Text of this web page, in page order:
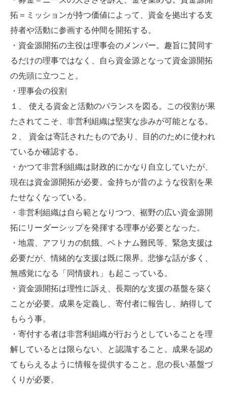
拓＝ミッションが持つ価値によって、資金を拠出する支
持者や活動に参画する仲間を開拓する。
・資金源開拓の主役は理事会のメンバー。趣旨に賛同す
るだけの理事ではなく、自ら資金源となって資金源開拓
の先頭に立つこと。
・理事会の役割
１、 使える資金と活動のバランスを図る。この役割が果
たされてこそ、非営利組織は堅実な歩みが可能となる。
２、 資金は寄託されたものであり、目的のために使われ
ているか確認する。
・かつて非営利組織は財政的にかなり自立していたが、
現在は資金源開拓が必要。金持ちが昔のような役割を果
たせなくなっている。
・非営利組織は自ら範となりつつ、裾野の広い資金源開
拓にリーダーシップを発揮する理事が必要となった。
・地震、アフリカの飢餓、ベトナム難民等、緊急支援は
必要だが、情緒的な支援は既に限界。悲惨な話が多く、
無感覚になる「同情疲れ」も起こっている。
・資金源開拓は理性に訴え、長期的な支援の基盤を築く
ことが必要。成果を定義し、寄付者に報告し、納得して
もらう事。
・寄付する者は非営利組織が行おうとしていることを理
解しているとは限らない、と認識すること。成果を認め
てもらえるように情報を提供すること。息の長い基盤づ
くりが必要。